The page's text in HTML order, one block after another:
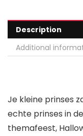
Description
Additional
Je kleine prinses
echte prinses in
themafeest,